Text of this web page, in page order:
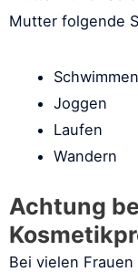
Mutter folgende
Schwimmen
Joggen
Laufen
Wandern
Achtung
Bei vielen